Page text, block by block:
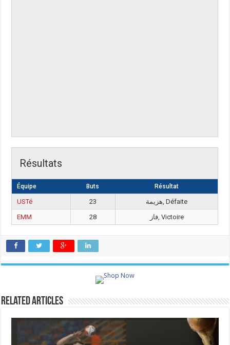
Résultats
Équipe Buts Résultat
USTé 23
هزيمة, Défaite
EMM
28 فاز, Victoire
Related Articles